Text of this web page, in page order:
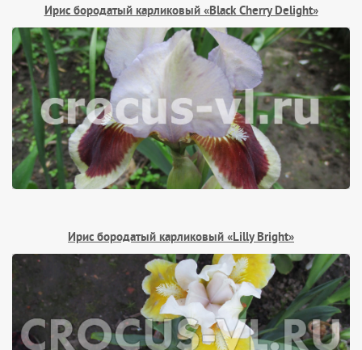
Ирис бородатый карликовый «Black Cherry Delight»
Ирис бородатый карликовый «Lilly Bright»